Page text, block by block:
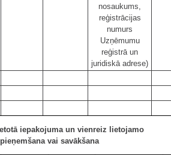
nosaukums,
reģistrācijas
numurs
Uzņēmumu
reģistrā un
juridiskā adrese)
iepakojuma un vienreiz lietojamo
vai savākšana